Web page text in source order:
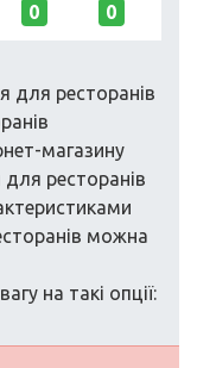
0 0
для ресторанів
магазину
ресторанів
можна
на такі опції: